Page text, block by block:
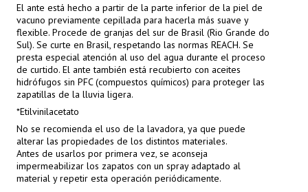
El ante está hecho a partir de la parte inferior de la piel de
vacuno previamente cepillada para hacerla más suave y
flexible. Procede de granjas del sur de Brasil (Rio Grande do
Sul). Se curte en Brasil, respetando las normas REACH. Se
presta especial atención al uso del agua durante el proceso
de curtido. El ante también está recubierto con aceites
hidrófugos sin PFC (compuestos químicos) para proteger las
zapatillas de la lluvia ligera.
*Etilvinilacetato
No se recomienda el uso de la lavadora, ya que puede
alterar las propiedades de los distintos materiales.
Antes de usarlos por primera vez, se aconseja
impermeabilizar los zapatos con un spray adaptado al
material y repetir esta operación periódicamente.